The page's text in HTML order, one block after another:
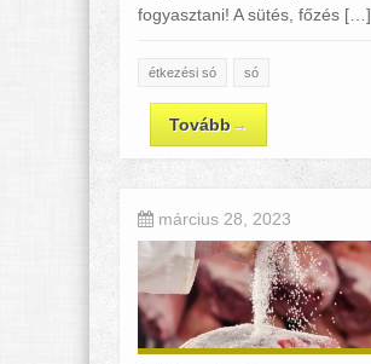
fogyasztani! A sütés, főzés […]
étkezési só só
Tovább→
március 28, 2023